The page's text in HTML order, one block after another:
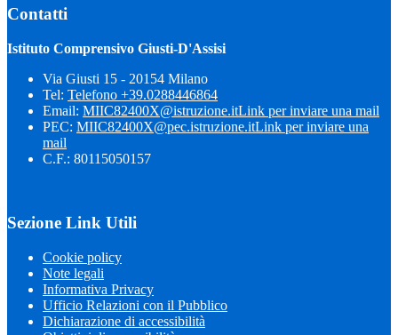
Contatti
Istituto Comprensivo Giusti-D'Assisi
Via Giusti 15 - 20154 Milano
Tel: Telefono +39.0288446864
Email: MIIC82400X@istruzione.itLink per inviare una mail
PEC: MIIC82400X@pec.istruzione.itLink per inviare una
mail
C.F.: 80115050157
Sezione Link Utili
Cookie policy
Note legali
Informativa Privacy
Ufficio Relazioni con il Pubblico
Dichiarazione di accessibilità